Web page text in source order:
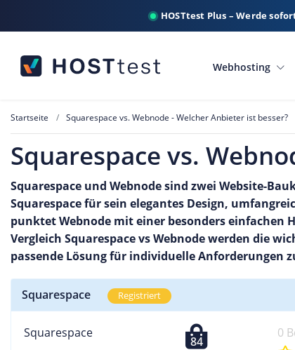
HOSTtest Plus – Werde
Webhosting
Startseite Squarespace vs. Webnode - Welcher Anbieter ist besser?
Squarespace vs.
Squarespace und Webnode sind zwei Website-
Squarespace für sein elegantes Design,
punktet Webnode mit einer besonders einfachen
Vergleich Squarespace vs Webnode werden die
passende Lösung für individuelle Anforderungen
Squarespace Registriert
Squarespace
84
0